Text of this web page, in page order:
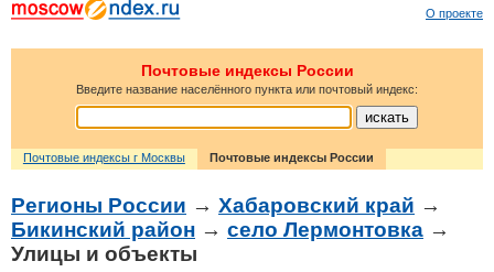
О проекте
Почтовые индексы России
Введите название населённого пункта или почтовый индекс:
Почтовые индексы г Москвы Почтовые индексы России
Регионы России → Хабаровский край →
Бикинский район → село Лермонтовка →
Улицы и объекты